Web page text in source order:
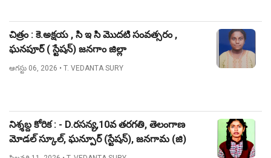
చిత్రం : కె.అక్షయ , సి ఇ సి మొదటి సంవత్సరం ,
ఘనపూర్ ( స్టేషన్) జనగాం జిల్లా
ఆగస్టు 06, 2026 • T. VEDANTA SURY
నిశ్శబ్ద కోరిక : - D.రసన్య,10వ తరగతి, తెలంగాణ
మోడల్ స్కూల్, ఘన్పూర్ (స్టేషన్), జనగామ (జి)